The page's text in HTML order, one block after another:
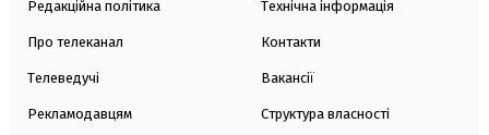
Редакційна політика
Про телеканал
Телеведучі
Рекламодавцям
Технічна інформація
Контакти
Вакансії
Структура власності